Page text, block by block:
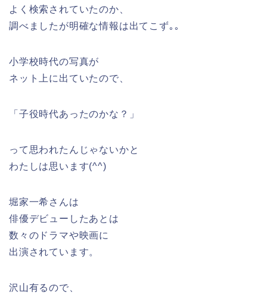
よく検索されていたのか、
調べましたが明確な情報は出てこず｡｡
小学校時代の写真が
ネット上に出ていたので、
「子役時代あったのかな？」
って思われたんじゃないかと
わたしは思います(^^)
堀家一希さんは
俳優デビューしたあとは
数々のドラマや映画に
出演されています。
沢山有るので、